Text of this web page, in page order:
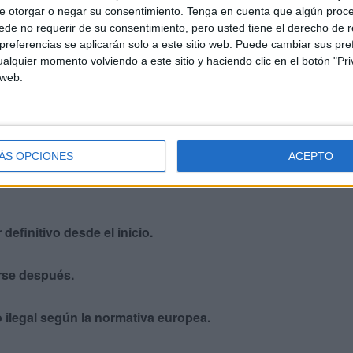
otorgar o negar su consentimiento. Tenga en cuenta que algún
no requerir de su consentimiento, pero usted tiene el derecho de
se aplicarán solo a este sitio web. Puede cambiar sus
momento volviendo a este sitio y haciendo clic en el botón
OPCIONES ACEPTO
esta práctica ha generado dudas legales en el
de medidas deben analizarse caso por caso por las
de avión
definitivo desde el inicio.
después.
según la normativa europea.